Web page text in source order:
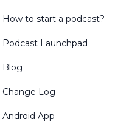
How to start a podcast?
Podcast Launchpad
Blog
Change Log
Android App